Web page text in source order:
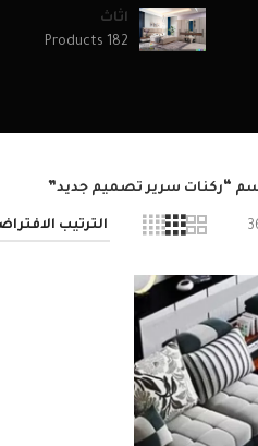
اثاث
182 Products
“ركنات سرير تصميم جديد”